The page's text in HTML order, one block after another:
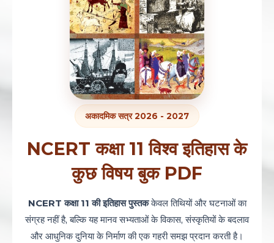
अकादमिक सत्र 2026 - 2027
NCERT कक्षा 11 विश्व इतिहास के
कुछ विषय बुक PDF
NCERT कक्षा 11 की इतिहास पुस्तककेवल तिथियों और घटनाओं का
संग्रह नहीं है, बल्कि यह मानव सभ्यताओं के विकास, संस्कृतियों के बदलाव
और आधुनिक दुनिया के निर्माण की एक गहरी समझ प्रदान करती है।